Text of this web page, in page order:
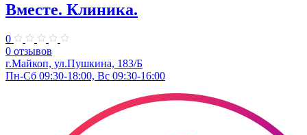
Вместе. Клиника.
0
0 отзывов
г.Майкоп, ул.Пушкина, 183/Б
Пн-Сб 09:30-18:00, Вс 09:30-16:00